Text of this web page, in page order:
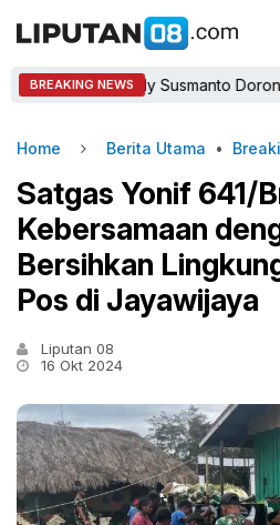
BREAKING NEWS
Bupati Rudy Susmanto Dorong Tol
Home Berita Utama •
Satgas Yonif 641/
Kebersamaan
Bersihkan
Pos di Jayawijaya
Liputan 08
16 Okt 2024